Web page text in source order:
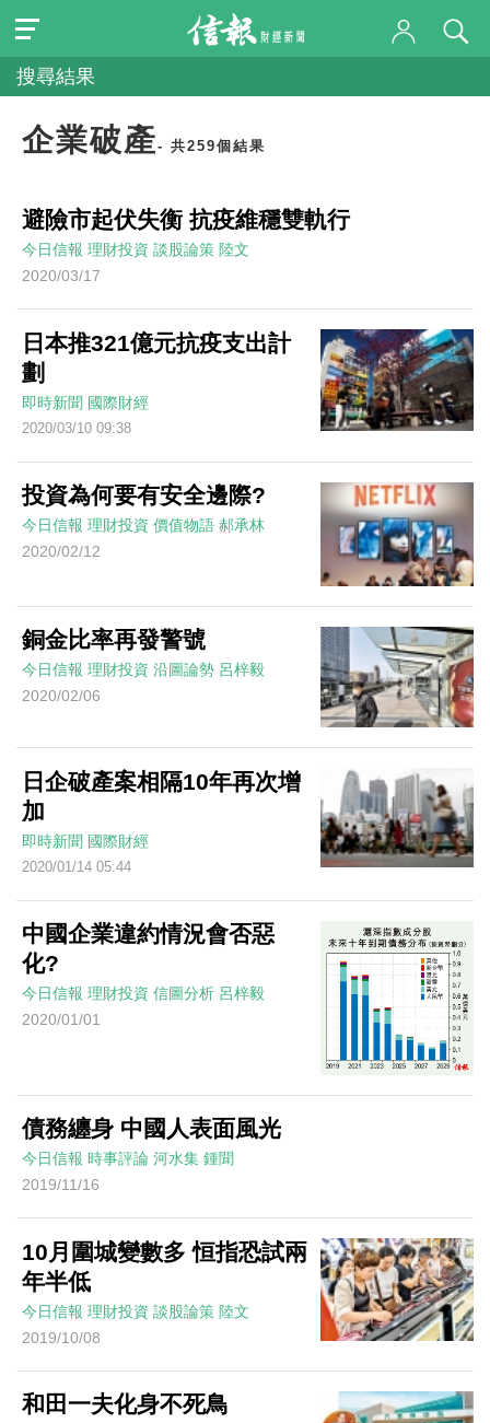
搜尋結果
企業破產- 共259個結果
避險市起伏失衡 抗疫維穩雙軌行
今日信報 理財投資 談股論策 陸文
2020/03/17
日本推321億元抗疫支出計
劃
即時新聞 國際財經
2020/03/10 09:38
投資為何要有安全邊際?
今日信報 理財投資 價值物語 郝承林
2020/02/12
銅金比率再發警號
今日信報 理財投資 沿圖論勢 呂梓毅
2020/02/06
日企破產案相隔10年再次增
加
即時新聞 國際財經
2020/01/14 05:44
中國企業違約情況會否惡
化?
今日信報 理財投資 信圖分析 呂梓毅
2020/01/01
債務纏身 中國人表面風光
今日信報 時事評論 河水集 鍾聞
2019/11/16
10月圍城變數多 恒指恐試兩
年半低
今日信報 理財投資 談股論策 陸文
2019/10/08
和田一夫化身不死鳥